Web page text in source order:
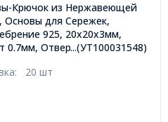
Крючок из Нержавеющей
Основы для Сережек,
925, 20x20х3мм,
0.7мм, Отверстие 2мм,
...(УТ100031548)
20 шт